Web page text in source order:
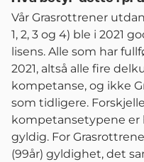
Vår Grasrottrener
1, 2, 3 og 4) ble i 2021
lisens. Alle som har
2021, altså alle fire
kompetanse, og ikke
som tidligere.
kompetansetypene er
gyldig. For
(99år) gyldighet, det